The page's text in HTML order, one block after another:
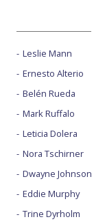
Leslie Mann
Ernesto Alterio
Belén Rueda
Mark Ruffalo
Leticia Dolera
Nora Tschirner
Dwayne Johnson
Eddie Murphy
Trine Dyrholm